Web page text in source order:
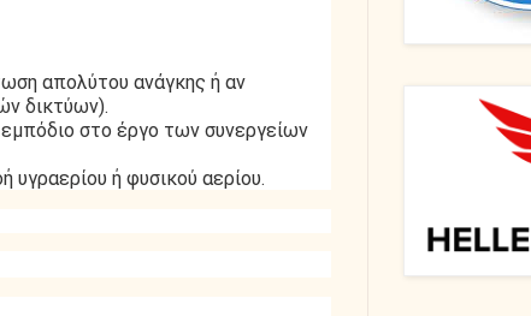
απολύτου ανάγκης ή αν
δικτύων).
εμπόδιο στο έργο των συνεργείων
ή φυσικού αερίου.